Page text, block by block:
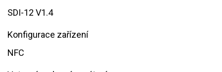
SDI-12 V1.4
Konfigurace zařízení
NFC​